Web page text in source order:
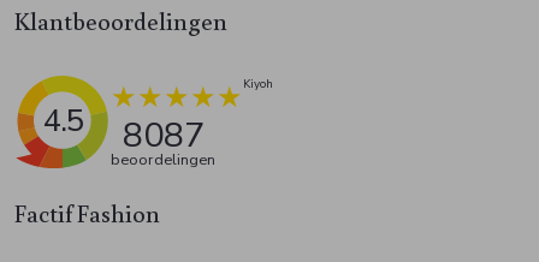
Factif Fashion
Klantbeoordelingen
4.5 8087
beoordelingen